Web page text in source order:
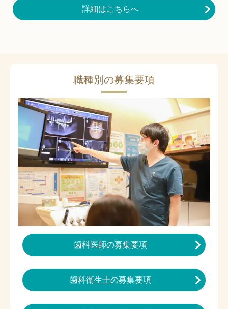
詳細はこちらへ
職種別の募集要項
歯科医師の募集要項
歯科衛生士の募集要項